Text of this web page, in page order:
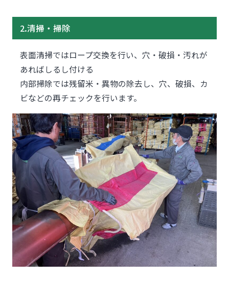
2.清掃・掃除
表面清掃ではロープ交換を行い、穴・破損・汚れが
あればしるし付ける
内部掃除では残留米・異物の除去し、穴、破損、カ
ビなどの再チェックを行います。